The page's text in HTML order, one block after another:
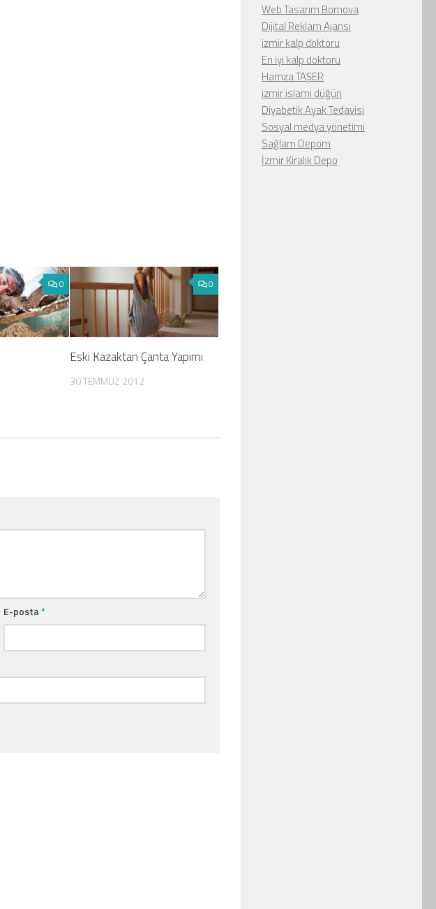
0 0
Eski Kazaktan Çanta Yapımı
30 TEMMUZ 2012
E-posta*
Web Tasarım Bornova
Dijital Reklam Ajansı
izmir kalp doktoru
En iyi kalp doktoru
Hamza TAŞER
izmir islami düğün
Diyabetik Ayak Tedavisi
Sosyal medya yönetimi
Sağlam Depom
İzmir Kiralık Depo